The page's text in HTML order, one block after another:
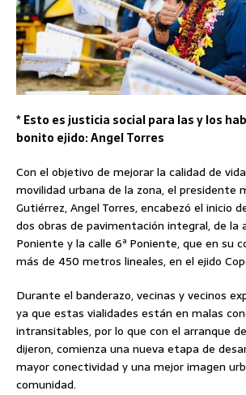
* Esto es justicia social para las y los
bonito ejido: Angel Torres
Con el objetivo de mejorar la calidad de
movilidad urbana de la zona, el presidente
Gutiérrez, Angel Torres, encabezó el inicio
dos obras de pavimentación integral, de la
Poniente y la calle 6ª Poniente, que en su
más de 450 metros lineales, en el ejido
Durante el banderazo, vecinas y vecinos
ya que estas vialidades están en malas
intransitables, por lo que con el arranque
dijeron, comienza una nueva etapa de
mayor conectividad y una mejor imagen
comunidad.